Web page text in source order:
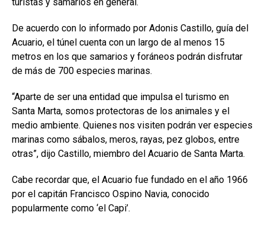
De acuerdo con lo informado por Adonis Castillo, guía del
Acuario, el túnel cuenta con un largo de al menos 15
metros en los que samarios y foráneos podrán disfrutar
de más de 700 especies marinas.
“Aparte de ser una entidad que impulsa el turismo en
Santa Marta, somos protectoras de los animales y el
medio ambiente. Quienes nos visiten podrán ver especies
marinas como sábalos, meros, rayas, pez globos, entre
otras”, dijo Castillo, miembro del Acuario de Santa Marta.
Cabe recordar que, el Acuario fue fundado en el año 1966
por el capitán Francisco Ospino Navia, conocido
popularmente como ‘el Capi’.